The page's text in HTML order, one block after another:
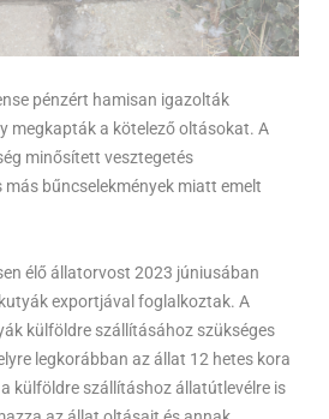
pénzért hamisan igazolták
megkapták a kötelező oltásokat. A
minősített vesztegetés
bűncselekmények miatt emelt
élő állatorvost 2023 júniusában
exportjával foglalkoztak. A
külföldre szállításához szükséges
legkorábban az állat 12 hetes kora
külföldre szállításhoz állatútlevélre is